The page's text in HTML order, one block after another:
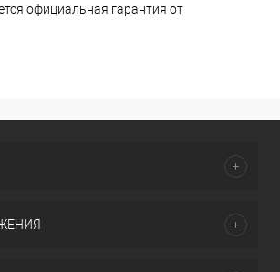
официальная гарантия от